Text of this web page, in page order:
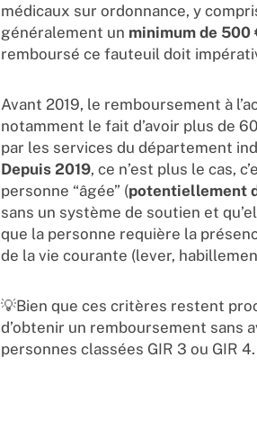
médicaux sur ordonnance, y
généralement un minimum de 500
remboursé ce fauteuil doit
Avant 2019, le remboursement à
notamment le fait d’avoir plus de
par les services du département
Depuis 2019, ce n’est plus le cas,
personne “âgée” (potentiellement
sans un système de soutien et
que la personne requière la
de la vie courante (lever,
💡Bien que ces critères restent
d’obtenir un remboursement sans
personnes classées GIR 3 ou GIR 4.